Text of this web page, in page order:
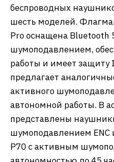
беспроводных
шесть моделей.
Pro оснащена Bluetooth
шумоподавлением,
работы и имеет защиту
предлагает
активного
автономной работы. В
представлены
шумоподавлением ENC
P70 с активным